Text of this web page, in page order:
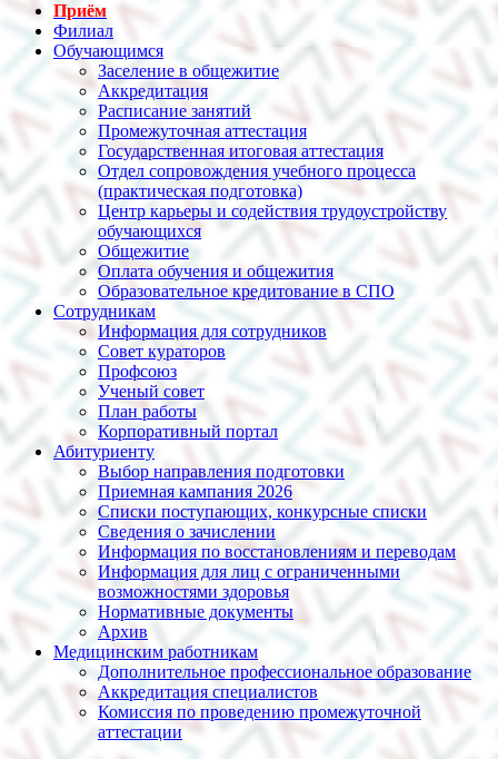
Приём
Филиал
Обучающимся
Заселение в общежитие
Аккредитация
Расписание занятий
Промежуточная аттестация
Государственная итоговая аттестация
Отдел сопровождения учебного процесса
(практическая подготовка)
Центр карьеры и содействия трудоустройству
обучающихся
Общежитие
Оплата обучения и общежития
Образовательное кредитование в СПО
Сотрудникам
Информация для сотрудников
Совет кураторов
Профсоюз
Ученый совет
План работы
Корпоративный портал
Абитуриенту
Выбор направления подготовки
Приемная кампания 2026
Списки поступающих, конкурсные списки
Сведения о зачислении
Информация по восстановлениям и переводам
Информация для лиц с ограниченными
возможностями здоровья
Нормативные документы
Архив
Медицинским работникам
Дополнительное профессиональное образование
Аккредитация специалистов
Комиссия по проведению промежуточной
аттестации